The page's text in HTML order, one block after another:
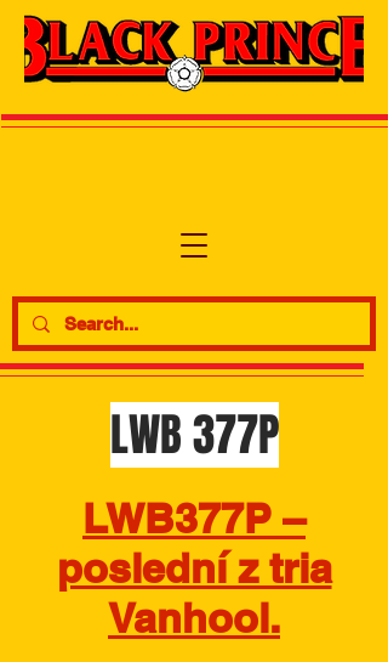
LWB 377P
LWB377P –
poslední z tria
Vanhool.